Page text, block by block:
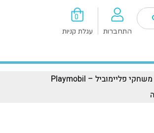
0
עגלת קניות התחברות
משחקי פליימוביל – Playmobil